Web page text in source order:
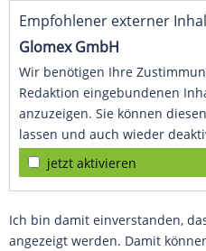
Empfohlener externer
Glomex GmbH
Wir benötigen Ihre
Redaktion eingebundenen
anzuzeigen. Sie können
lassen und auch wieder
jetzt aktivieren
Ich bin damit einverstanden,
angezeigt werden. Damit